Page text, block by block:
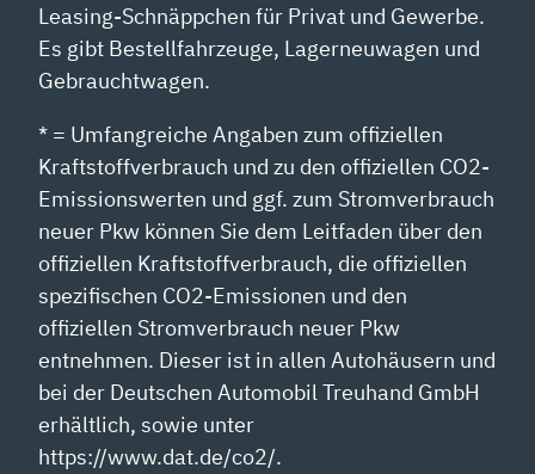
Leasing-Schnäppchen für Privat und Gewerbe.
Es gibt Bestellfahrzeuge, Lagerneuwagen und
Gebrauchtwagen.
* = Umfangreiche Angaben zum offiziellen
Kraftstoffverbrauch und zu den offiziellen CO2-
Emissionswerten und ggf. zum Stromverbrauch
neuer Pkw können Sie dem Leitfaden über den
offiziellen Kraftstoffverbrauch, die offiziellen
spezifischen CO2-Emissionen und den
offiziellen Stromverbrauch neuer Pkw
entnehmen. Dieser ist in allen Autohäusern und
bei der Deutschen Automobil Treuhand GmbH
erhältlich, sowie unter
https://www.dat.de/co2/.